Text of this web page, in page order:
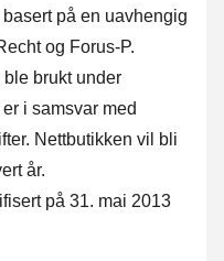
på en uavhengig
og Forus-P.
brukt under
i samsvar med
Nettbutikken vil bli
år.
på 31. mai 2013